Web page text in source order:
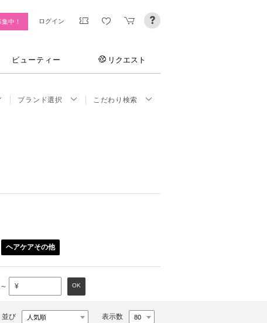
中！ ログイン
ビューティー リクエスト
ブランド選択 こだわり検索
ヘアケアその他
～ ¥ OK
並び 表示数